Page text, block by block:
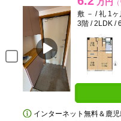
敷 － / 礼 1ヶ
3階 / 2LDK /
インターネット無料＆鹿